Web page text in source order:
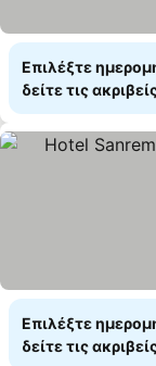
Επιλέξτε
δείτε τις
Επιλέξτε
δείτε τις